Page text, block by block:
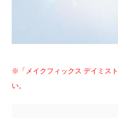
※「メイクフィックス デイミス
い。